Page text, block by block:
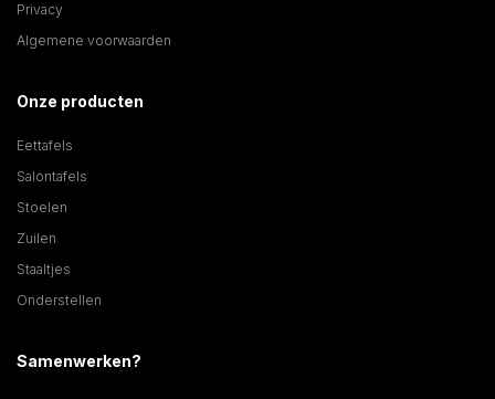
Privacy
Algemene voorwaarden
Onze producten
Eettafels
Salontafels
Stoelen
Zuilen
Staaltjes
Onderstellen
Samenwerken?